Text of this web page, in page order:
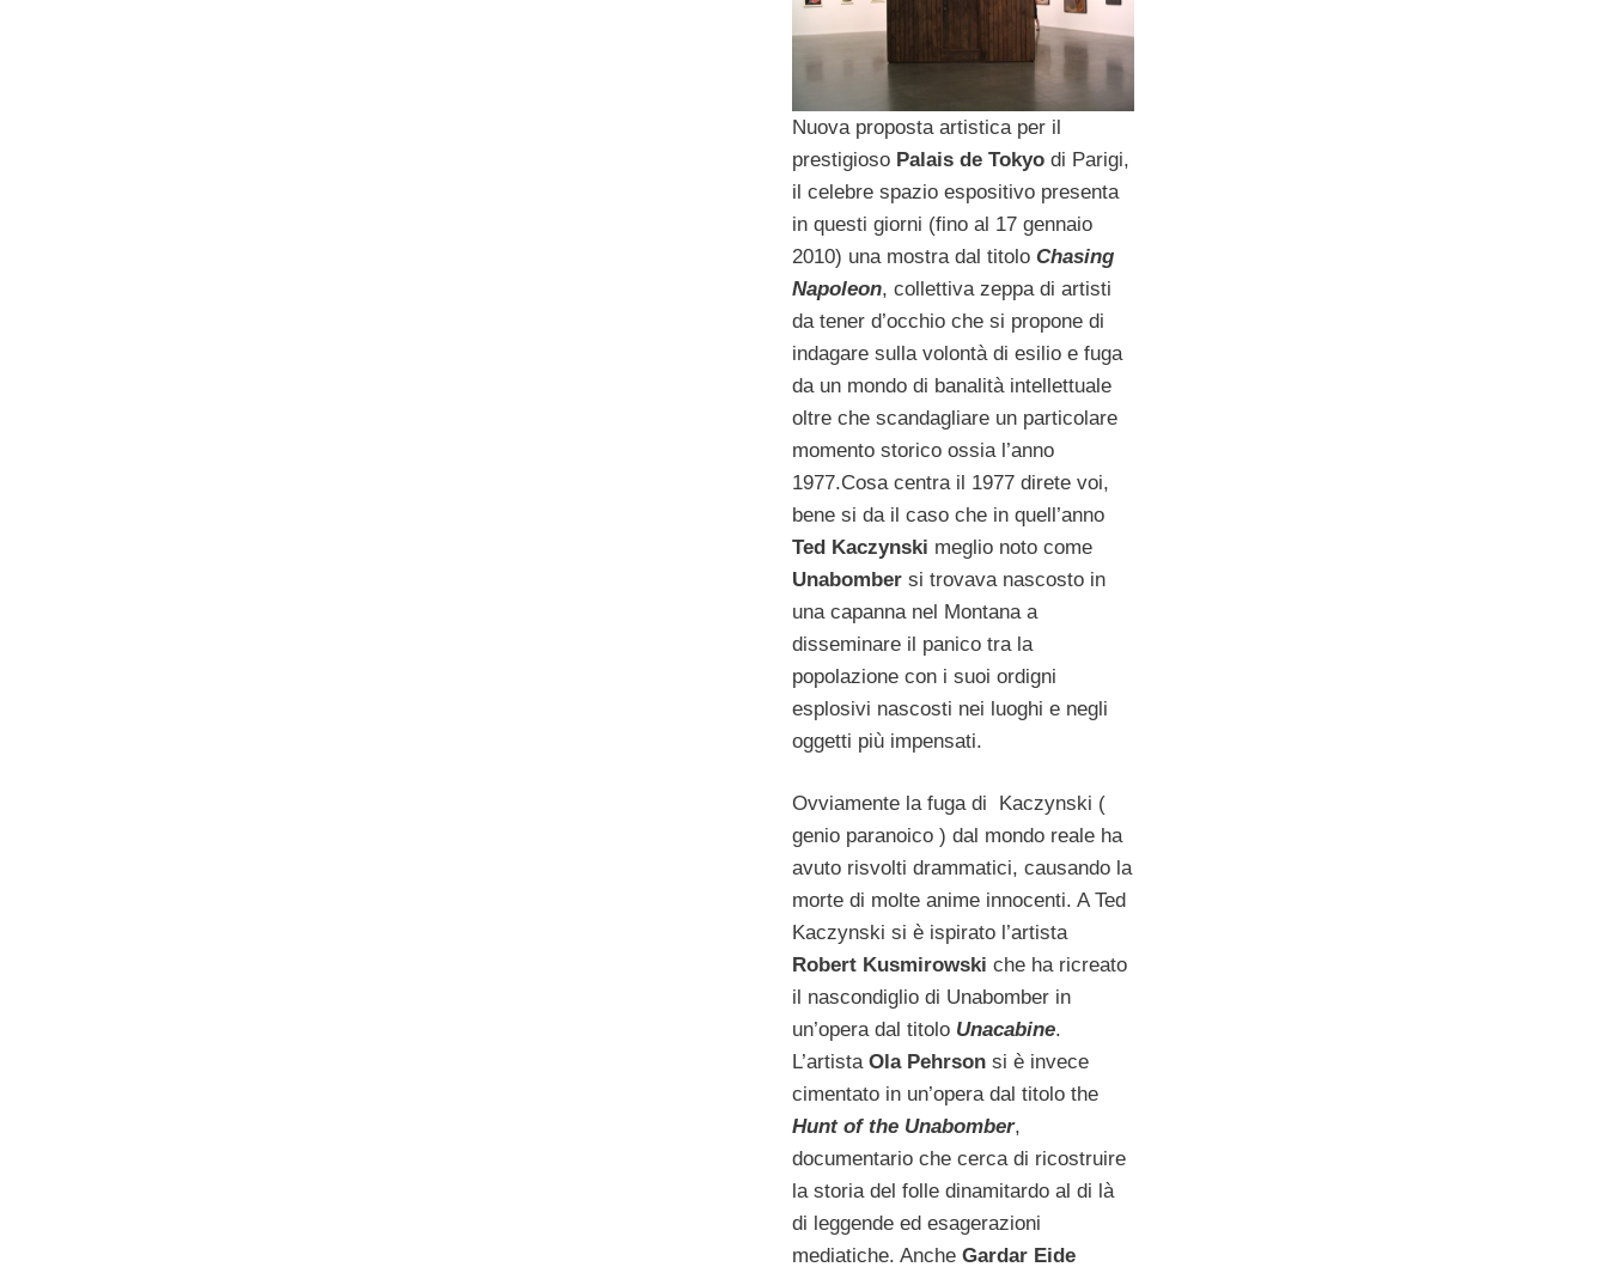
Nuova proposta artistica per il
prestigioso Palais de Tokyodi Parigi,
il celebre spazio espositivo presenta
in questi giorni (fino al 17 gennaio
2010) una mostra dal titoloChasing
Napoleon, collettiva zeppa di artisti
da tener d’occhio che si propone di
indagare sulla volontà di esilio e fuga
da un mondo di banalità intellettuale
oltre che scandagliare un particolare
momento storico ossia l’anno
1977.Cosa centra il 1977 direte voi,
bene si da il caso che in quell’anno
Ted Kaczynski meglio noto come
Unabomber si trovava nascosto in
una capanna nel Montana a
disseminare il panico tra la
popolazione con i suoi ordigni
esplosivi nascosti nei luoghi e negli
oggetti più impensati.
Ovviamente la fuga di Kaczynski (
genio paranoico ) dal mondo reale ha
avuto risvolti drammatici, causando la
morte di molte anime innocenti. A Ted
Kaczynski si è ispirato l’artista
Robert Kusmirowski che ha ricreato
il nascondiglio di Unabomber in
un’opera dal titoloUnacabine.
L’artista Ola Pehrsonsi è invece
cimentato in un’opera dal titolo the
Hunt of the Unabomber,
documentario che cerca di ricostruire
la storia del folle dinamitardo al di là
di leggende ed esagerazioni
mediatiche. Anche Gardar Eide